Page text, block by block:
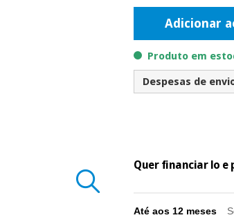
Adicionar
Produto em
Despesas de
Quer financiar lo e
Até aos 12 meses